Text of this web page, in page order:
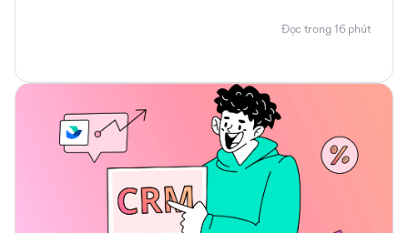
Đọc trong 16 phút